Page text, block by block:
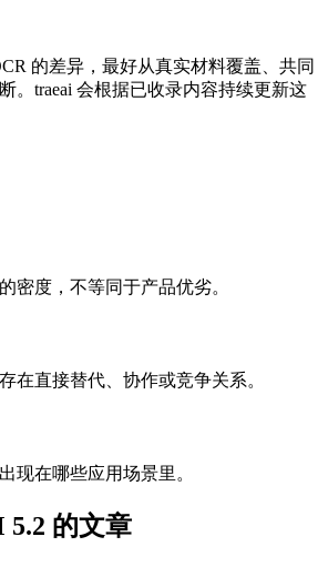
的差异，最好从真实材料覆盖、共同
。traeai 会根据已收录内容持续更新这
密度，不等同于产品优劣。
在直接替代、协作或竞争关系。
现在哪些应用场景里。
5.2 的文章